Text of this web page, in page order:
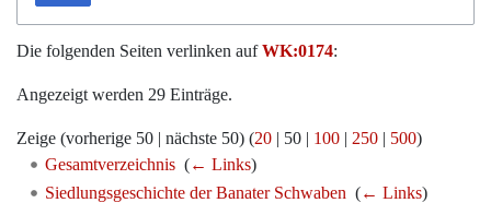
Die folgenden Seiten verlinken aufWK:0174:
Angezeigt werden 29 Einträge.
Zeige (vorherige 50 | nächste 50) (20 | 50 | 100 | 250 | 500)
Gesamtverzeichnis‎ (← Links)
Siedlungsgeschichte der Banater Schwaben (← Links)